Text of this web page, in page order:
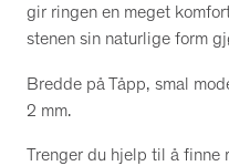
gir ringen en meget
stenen sin naturlige form
Bredde på Tåpp, smal
2 mm.
Trenger du hjelp til å finne